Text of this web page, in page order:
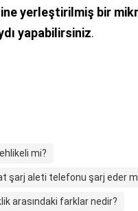
yerleştirilmiş bir
yapabilirsiniz.
mi?
şarj aleti telefonu şarj eder
arasındaki farklar nedir?